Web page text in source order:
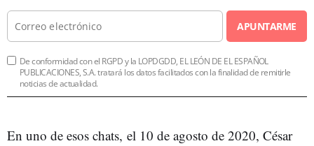
APUNTARME
De conformidad con el RGPD y la LOPDGDD, EL LEÓN DE EL ESPAÑOL
PUBLICACIONES, S.A. tratará los datos facilitados con la finalidad de remitirle
noticias de actualidad.
En uno de esos chats, el 10 de agosto de 2020, César